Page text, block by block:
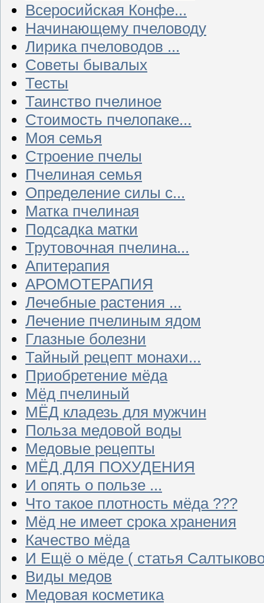
Всеросийская Конфе...
Начинающему пчеловоду
Лирика пчеловодов ...
Советы бывалых
Тесты
Таинство пчелиное
Стоимость пчелопаке...
Моя семья
Строение пчелы
Пчелиная семья
Определение силы с...
Матка пчелиная
Подсадка матки
Трутовочная пчелина...
Апитерапия
АРОМОТЕРАПИЯ
Лечебные растения ...
Лечение пчелиным ядом
Глазные болезни
Тайный рецепт монахи...
Приобретение мёда
Мёд пчелиный
МЁД кладезь для мужчин
Польза медовой воды
Медовые рецепты
МЁД ДЛЯ ПОХУДЕНИЯ
И опять о пользе ...
Что такое плотность мёда ???
Мёд не имеет срока хранения
Качество мёда
И Ещё о мёде ( статья
Виды медов
Медовая косметика